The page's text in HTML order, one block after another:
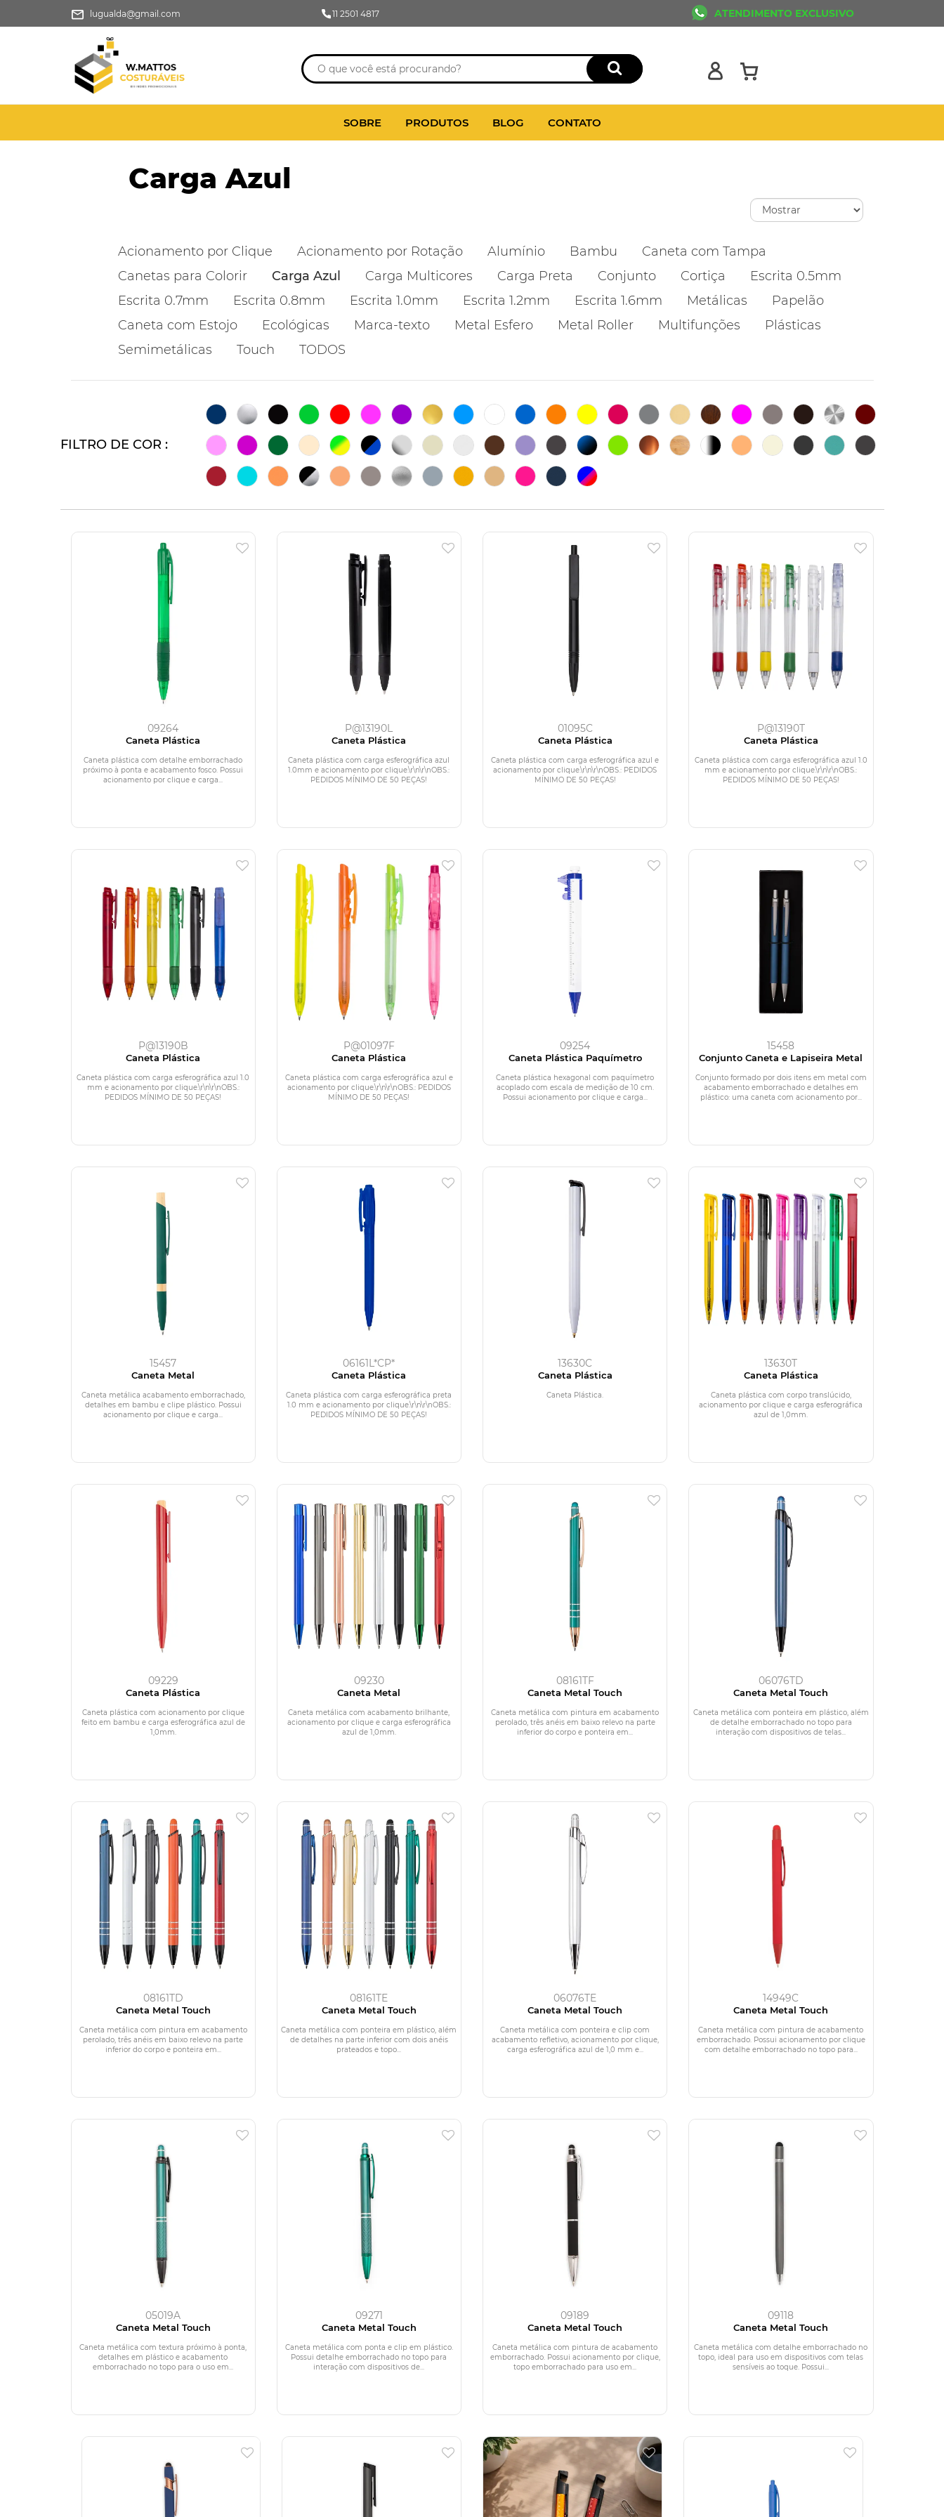
lugualda@gmail.com 11 2501 4817 ATENDIMENTO EXCLUSIVO
SOBRE PRODUTOS BLOG CONTATO
Carga Azul
Acionamento por Clique Acionamento por Rotação Alumínio Bambu
Caneta com Tampa
Canetas para Colorir
Carga Azul Carga Multicores Carga Preta Conjunto Cortiça
Escrita 0.5mm
Escrita 0.7mm
Escrita 0.8mm Escrita 1.0mm Escrita 1.2mm Escrita 1.6mm Metálicas
Papelão
Caneta com Estojo
Ecológicas Marca-texto Metal Esfero Metal Roller Multifunções
Plásticas
Semimetálicas
Touch TODOS
FILTRO DE COR :
09264
Caneta Plástica
Caneta plástica com detalhe emborrachado
próximo à ponta e acabamento fosco. Possui
acionamento por clique e carga...
P@13190L
Caneta Plástica
Caneta plástica com carga esferográfica azul
1.0mm e acionamento por clique.\r\n\r\nOBS.:
PEDIDOS MÍNIMO DE 50 PEÇAS!
01095C
Caneta Plástica
Caneta plástica com carga esferográfica azul e
acionamento por clique.\r\n\r\nOBS.: PEDIDOS
MÍNIMO DE 50 PEÇAS!
P@13190T
Caneta Plástica
Caneta plástica com carga esferográfica azul 1.0
mm e acionamento por clique.\r\n\r\nOBS.:
PEDIDOS MÍNIMO DE 50 PEÇAS!
P@13190B
Caneta Plástica
Caneta plástica com carga esferográfica azul 1.0
mm e acionamento por clique.\r\n\r\nOBS.:
PEDIDOS MÍNIMO DE 50 PEÇAS!
P@01097F
Caneta Plástica
Caneta plástica com carga esferográfica azul e
acionamento por clique.\r\n\r\nOBS.: PEDIDOS
MÍNIMO DE 50 PEÇAS!
09254
Caneta Plástica Paquímetro
Caneta plástica hexagonal com paquímetro
acoplado com escala de medição de 10 cm.
Possui acionamento por clique e carga...
15458
Conjunto Caneta e Lapiseira Metal
Conjunto formado por dois itens em metal com
acabamento emborrachado e detalhes em
plástico: uma caneta com acionamento por...
15457
Caneta Metal
Caneta metálica acabamento emborrachado,
detalhes em bambu e clipe plástico. Possui
acionamento por clique e carga...
06161L*CP*
Caneta Plástica
Caneta plástica com carga esferográfica preta
1.0 mm e acionamento por clique.\r\n\r\nOBS.:
PEDIDOS MÍNIMO DE 50 PEÇAS!
13630C
Caneta Plástica
Caneta Plástica.
13630T
Caneta Plástica
Caneta plástica com corpo translúcido,
acionamento por clique e carga esferográfica
azul de 1,0mm.
09229
Caneta Plástica
Caneta plástica com acionamento por clique
feito em bambu e carga esferográfica azul de
1,0mm.
09230
Caneta Metal
Caneta metálica com acabamento brilhante,
acionamento por clique e carga esferográfica
azul de 1,0mm.
08161TF
Caneta Metal Touch
Caneta metálica com pintura em acabamento
perolado, três anéis em baixo relevo na parte
inferior do corpo e ponteira em...
06076TD
Caneta Metal Touch
Caneta metálica com ponteira em plástico, além
de detalhe emborrachado no topo para
interação com dispositivos de telas...
08161TD
Caneta Metal Touch
Caneta metálica com pintura em acabamento
perolado, três anéis em baixo relevo na parte
inferior do corpo e ponteira em...
08161TE
Caneta Metal Touch
Caneta metálica com ponteira em plástico, além
de detalhes na parte inferior com dois anéis
prateados e topo...
06076TE
Caneta Metal Touch
Caneta metálica com ponteira e clip com
acabamento refletivo, acionamento por clique,
carga esferográfica azul de 1,0 mm e...
14949C
Caneta Metal Touch
Caneta metálica com pintura de acabamento
emborrachado. Possui acionamento por clique
com detalhe emborrachado no topo para...
05019A
Caneta Metal Touch
Caneta metálica com textura próximo à ponta,
detalhes em plástico e acabamento
emborrachado no topo para o uso em...
09271
Caneta Metal Touch
Caneta metálica com ponta e clip em plástico.
Possui detalhe emborrachado no topo para
interação com dispositivos de...
09189
Caneta Metal Touch
Caneta metálica com pintura de acabamento
emborrachado. Possui acionamento por clique,
topo emborrachado para uso em...
09118
Caneta Metal Touch
Caneta metálica com detalhe emborrachado no
topo, ideal para uso em dispositivos com telas
sensíveis ao toque. Possui...